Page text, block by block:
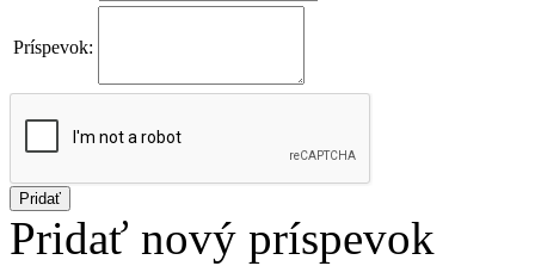
Príspevok:
Pridať
Pridať nový príspevok